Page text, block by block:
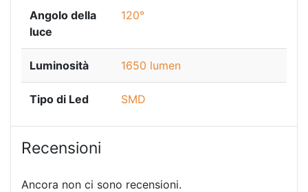
Angolo della
luce
120°
Luminosità 1650 lumen
Tipo di Led SMD
Recensioni
Ancora non ci sono recensioni.